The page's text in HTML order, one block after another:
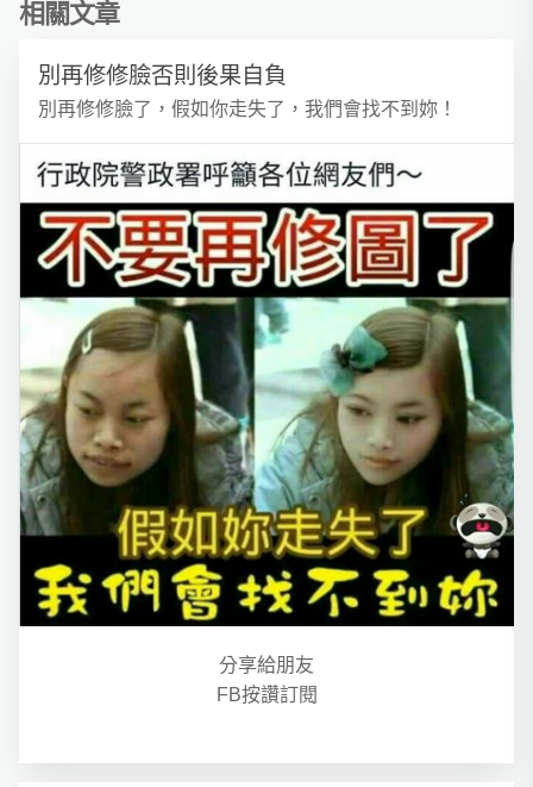
相關文章
別再修修臉否則後果自負
別再修修臉了，假如你走失了，我們會找不到妳！
分享給朋友
FB按讚訂閱